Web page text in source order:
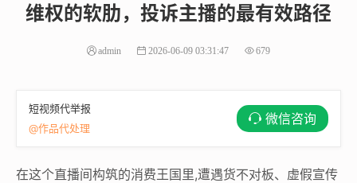
维权的软肋，投诉主播的最有效路径
admin 2026-06-09 03:31:47 679
短视频代举报
@作品代处理
微信咨询
在这个直播间构筑的消费王国里,遭遇货不对板、虚假宣传